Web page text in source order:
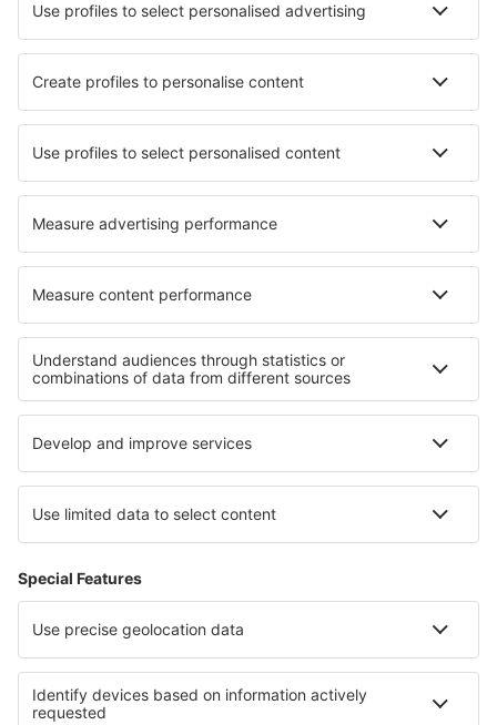
Cele mai bune locuri de cazare - orașe
Cazare în Newfane Cazare în Obersteckholz
Cazare în Adunați Cazare în Mechanicsville
Cazare în Bjordal Cazare în Canamero
Cele mai bune locuri de cazare - regiuni
Cazare in Al Wadi al Jadid Cazare in Luxor
Cazare in Matruh Cazare in Taba Cazare in Port Said
Cazare in Stubaital Cazare in Delaware Beaches
Cazare in Parcul Național „Ujście Warty”